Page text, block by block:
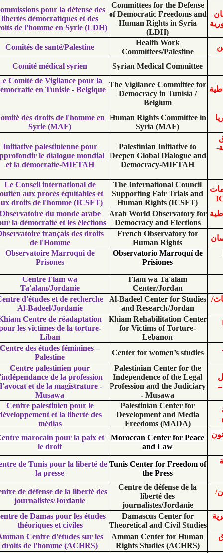
Committees for the
of Democratic
Human Rights in
Commissions pour la défense des
libertés démocratiques et des
droits de l'homme en Syrie (LDH)
Health Work
Committees/
Comités de santé/Palestine
Syrian Medical
Comité médical syrien
The Vigilance
Democracy in
Le Comité de Vigilance pour la
Démocratie en Tunisie - Belgique
Human Rights
Syria (MAF)
Comité des droits de l'homme en
Syrie (MAF)
Palestinian
Deepen Global
Democracy-
Initiative palestinienne pour
approfondir le dialogue mondial
et la démocratie-MIFTAH
The International
Supporting Fair
Human Rights
Le Conseil international de
soutien aux procès équitables et
aux droits de l'homme (ICSFT)
Arab World
Democracy and
Observatoire du monde arabe
pour la démocratie et les élections
French
Human
Observatoire français des droits
Observatorio
Observatoire Marroqui de
I'lam wa
Center/
Centre I'lam wa
Ta'alam/Jordanie
Al-Badeel Center for
and Research/
Centre d'études et de recherche
Al-Badeel/Jordanie
Khiam
for Victims of
Khiam Centre de réadaptation
pour les victimes de la torture-
Center for women’s
Centre des études féminines –
Palestinian Center
Independence of
Profession and the
Centre palestinien pour
l'indépendance de la profession
d'avocat et de la magistrature -
Palestinian
Development and
Freedoms
Centre palestinien pour le
développement et la liberté des
Moroccan Center
Centre marocain pour la paix et
Tunis Center for
Centre de Tunis pour la liberté de
Centre de défense
liberté des
journalistes/
Centre de défense de la liberté des
journalistes/Jordanie
Damascus
Theoretical and Civil
Centre de Damas pour les études
théoriques et civiles
Amman Center for
Rights Studies
Amman Centre d'études sur les
droits de l'homme (ACHRS)